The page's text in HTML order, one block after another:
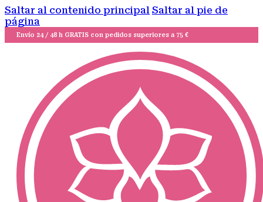
Saltar al contenido principal Saltar al pie de
página
Envío 24 / 48 h GRATIS con pedidos superiores a 75 €